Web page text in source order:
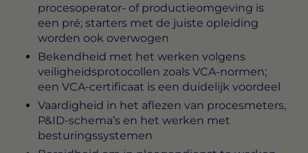
procesoperator- of productieomgeving is
een pré; starters met de juiste opleiding
worden ook overwogen
Bekendheid met het werken volgens
veiligheidsprotocollen zoals VCA-normen;
een VCA-certificaat is een duidelijk voordeel
Vaardigheid in het aflezen van procesmeters,
P&ID-schema’s en het werken met
besturingssystemen